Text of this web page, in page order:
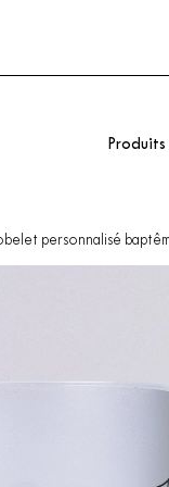
Produits
personnalisé